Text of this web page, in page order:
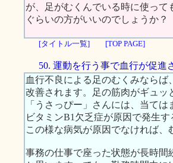
が、足がむくんでいる時に使っ
ぐらいの方がいいのでしょうか？
[タイトル一覧] [TOP PAGE]
50. 運動を行う事で血行が促進
血行不良による足のむくみなら
改善されます。足の筋肉がギュ
「うさっぴー」さんには、当て
ビタミンB1欠乏症が原因で発生
この様な病気が原因でなければ
事務の仕事で座った状態が長時間